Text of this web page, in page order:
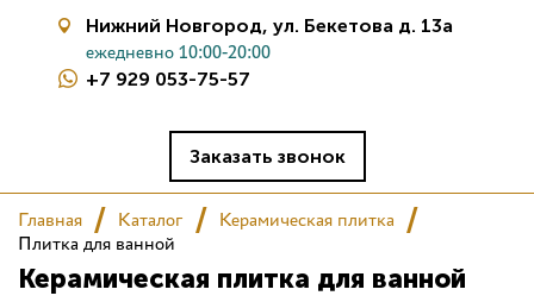
Керамическая плитка
Салон
Сертификаты
Нижний Новгород, ул. Бекетова д. 13а
ежедневно 10:00-20:00
+7 929 053-75-57
Заказать звонок
Главная Каталог
Керамическая плитка
Плитка для ванной
Керамическая плитка для ванной